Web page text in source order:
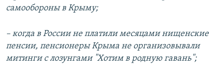
самообороны в Крыму;
– когда в России не платили месяцами нищенские
пенсии, пенсионеры Крыма не организовывали
митинги с лозунгами "Хотим в родную гавань";